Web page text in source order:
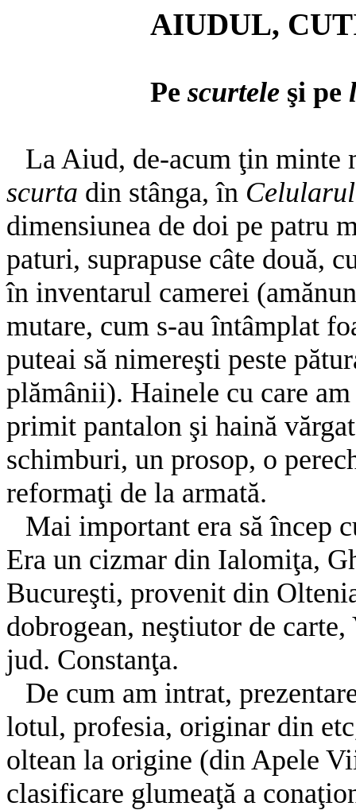
AIUDUL,
Pescurtele şi pe
La Aiud, de-acum ţin minte
scurta din stânga, în
dimensiunea de doi pe patru
paturi, suprapuse câte două,
în inventarul camerei
mutare, cum s-au întâmplat
puteai să nimereşti peste
plămânii). Hainele cu care
primit pantalon şi haină
schimburi, un prosop, o
reformaţi de la armată.
Mai important era să încep
Era un cizmar din Ialomiţa,
Bucureşti, provenit din
dobrogean, neştiutor de
jud. Constanţa.
De cum am intrat,
lotul, profesia, originar din
oltean la origine (din Apele
clasificare glumeaţă a